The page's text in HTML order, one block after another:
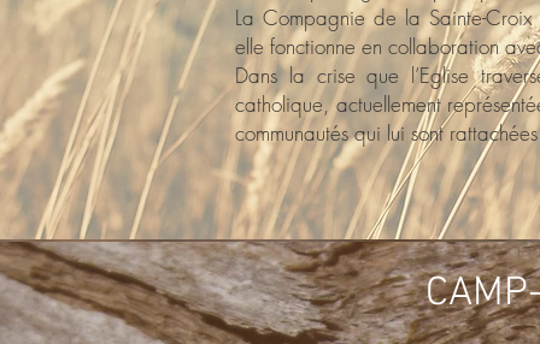
La Compagnie de la Sainte-Croix
elle fonctionne en collaboration
Dans la crise que l’Eglise
catholique, actuellement
communautés qui lui sont